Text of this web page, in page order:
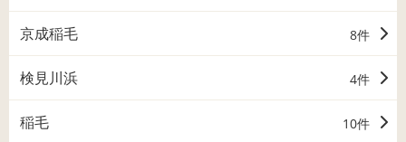
京成稲毛 8件
検見川浜 4件
稲毛 10件